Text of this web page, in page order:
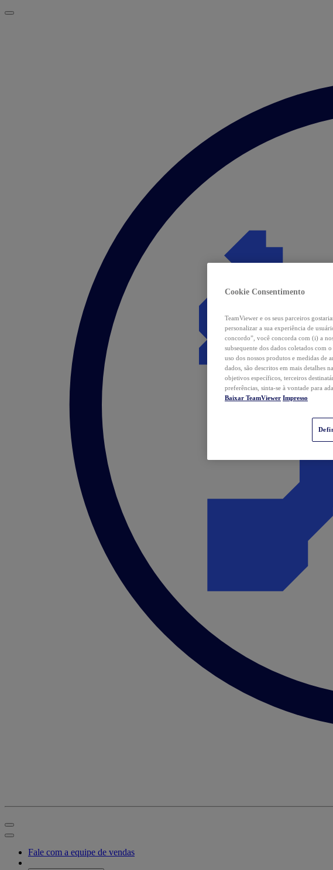
Fale com a equipe de vendas
Cookie Consentimento
TeamViewer e os seus parceiros
personalizar a sua experiência de
concordo”, você concorda com (i) a
subsequente dos dados coletados com
uso dos nossos produtos e medidas de
dados, são descritos em mais detalhes
objetivos específicos, terceiros
preferências, sinta-se à vontade para
Baixar TeamViewer Impresso